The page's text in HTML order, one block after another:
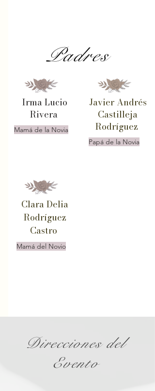
Padres
Irma Lucio
Rivera
Mamá de la Novia
Clara Delia
Rodríguez
Castro
Mamá del Novio
Javier Andrés
Castilleja
Rodríguez
Papá de la Novia
Direcciones del
Evento